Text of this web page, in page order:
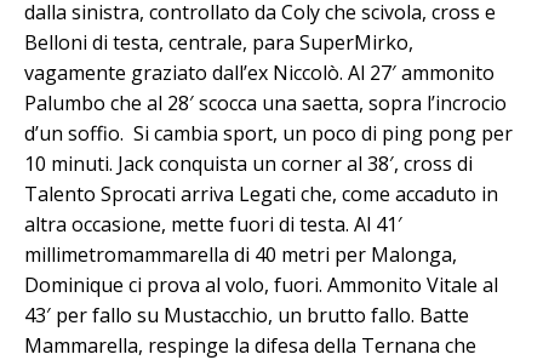
dalla sinistra, controllato da Coly che scivola, cross e
Belloni di testa, centrale, para SuperMirko,
vagamente graziato dall’ex Niccolò. Al 27′ ammonito
Palumbo che al 28′ scocca una saetta, sopra l’incrocio
d’un soffio. Si cambia sport, un poco di ping pong per
10 minuti. Jack conquista un corner al 38′, cross di
Talento Sprocati arriva Legati che, come accaduto in
altra occasione, mette fuori di testa. Al 41′
millimetromammarella di 40 metri per Malonga,
Dominique ci prova al volo, fuori. Ammonito Vitale al
43′ per fallo su Mustacchio, un brutto fallo. Batte
Mammarella, respinge la difesa della Ternana che